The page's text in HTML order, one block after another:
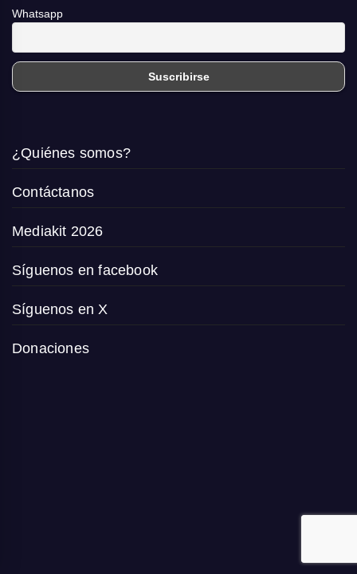
Whatsapp
¿Quiénes somos?
Contáctanos
Mediakit 2026
Síguenos en facebook
Síguenos en X
Donaciones